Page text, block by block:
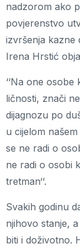
nadzorom ako
povjerenstvo
izvršenja kazne
Irena Hrstić
‘‘Na one
ličnosti, znači
dijagnozu po
u cijelom
se ne radi o
ne radi o osobi
tretman‘‘.
​Svakih godinu
njihovo stanje,
biti i doživotno.